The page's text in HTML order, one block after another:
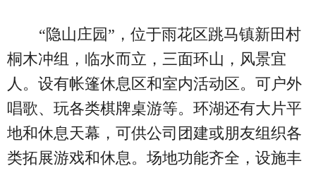
“隐山庄园”，位于雨花区跳马镇新田村
桐木冲组，临水而立，三面环山，风景宜
人。设有帐篷休息区和室内活动区。可户外
唱歌、玩各类棋牌桌游等。环湖还有大片平
地和休息天幕，可供公司团建或朋友组织各
类拓展游戏和休息。场地功能齐全，设施丰